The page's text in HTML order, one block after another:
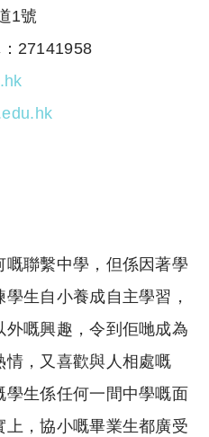
1號
27141958
聯繫中學，但係因著學
生自小養成自主學習，
嘅興趣，令到佢哋成為
，又喜歡與人相處嘅
學生係任何一間中學嘅面
，協小嘅畢業生都廣受